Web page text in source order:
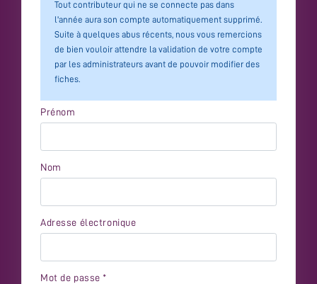
Tout contributeur qui ne se connecte pas dans
l'année aura son compte automatiquement supprimé.
Suite à quelques abus récents, nous vous remercions
de bien vouloir attendre la validation de votre compte
par les administrateurs avant de pouvoir modifier des
fiches.
Prénom
Nom
Adresse électronique
Mot de passe *